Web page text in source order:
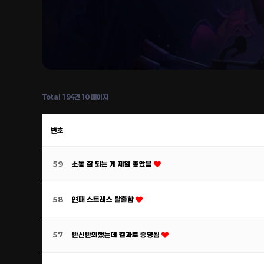
Total 194건 10 페이지
번호
59 소통 잘 되는 게 제일 좋았음
58 연패 스트레스 탈출함
57 반신반의했는데 결과로 증명됨